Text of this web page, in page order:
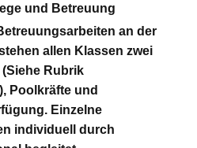
und Betreuung
an der
allen Klassen zwei
Rubrik
Poolkräfte und
Einzelne
individuell durch